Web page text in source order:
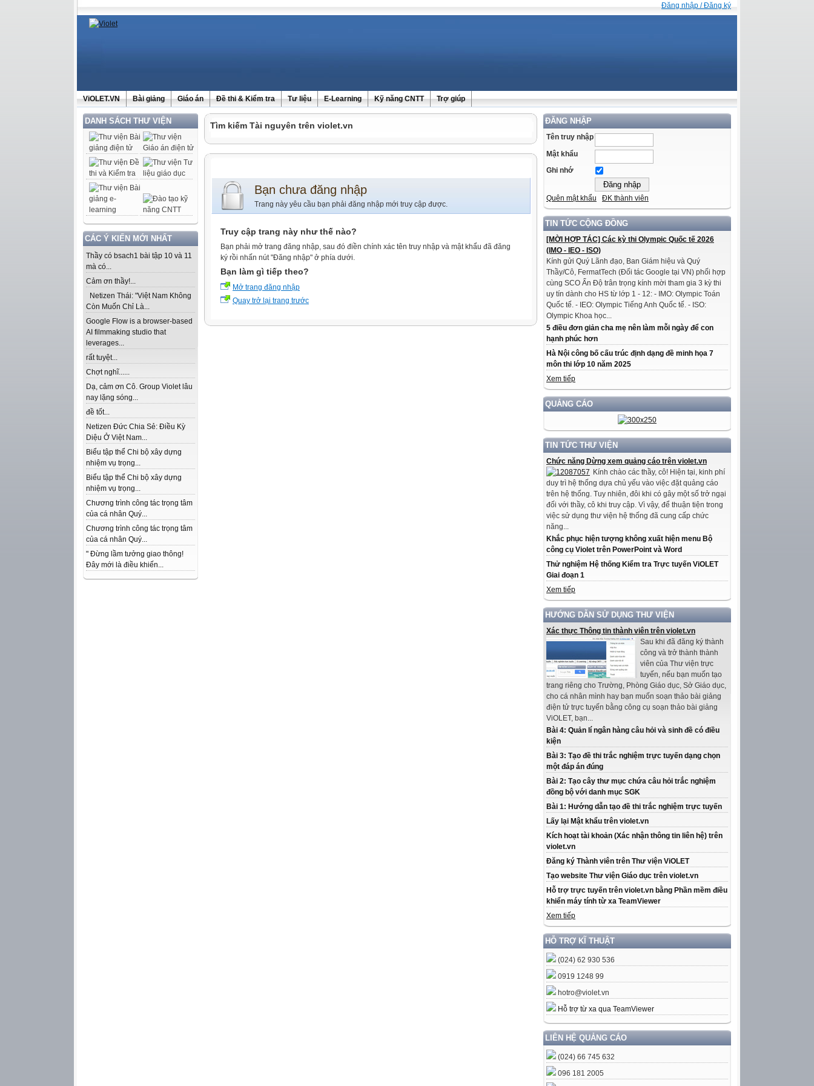
Đăng nhập / Đăng ký
ViOLET.VN Bài giảng Giáo án Đề thi & Kiểm tra Tư liệu E-Learning Kỹ năng CNTT Trợ giúp
DANH SÁCH THƯ VIỆN
CÁC Ý KIẾN MỚI NHẤT
Thầy có bsach1 bài tập 10 và 11
mà có...
Cảm ơn thầy!...
Netizen Thái: "Việt Nam Không
Còn Muốn Chỉ Là...
Google Flow is a browser-based
AI filmmaking studio that
leverages...
rất tuyệt...
Chợt nghĩ......
Dạ, cảm ơn Cô. Group Violet lâu
nay lặng sóng...
đề tốt...
Netizen Đức Chia Sẻ: Điều Kỳ
Diệu Ở Việt Nam...
Biểu tập thể Chi bộ xây dựng
nhiệm vụ trọng...
Biểu tập thể Chi bộ xây dựng
nhiệm vụ trọng...
Chương trình công tác trọng tâm
của cá nhân Quý...
Chương trình công tác trọng tâm
của cá nhân Quý...
" Đừng lầm tưởng giao thông!
Đây mới là điều khiến...
ĐĂNG NHẬP
Tên truy nhập
Mật khẩu
Ghi nhớ
Quên mật khẩu ĐK thành viên
TIN TỨC CỘNG ĐỒNG
[MỜI HỢP TÁC] Các kỳ thi Olympic Quốc tế 2026
(IMO - IEO - ISO)
Kính gửi Quý Lãnh đạo, Ban Giám hiệu và Quý
Thầy/Cô, FermatTech (Đối tác Google tại VN) phối hợp
cùng SCO Ấn Độ trân trọng kính mời tham gia 3 kỳ thi
uy tín dành cho HS từ lớp 1 - 12: - IMO: Olympic Toán
Quốc tế. - IEO: Olympic Tiếng Anh Quốc tế. - ISO:
Olympic Khoa học...
5 điều đơn giản cha mẹ nên làm mỗi ngày để con
hạnh phúc hơn
Hà Nội công bố cấu trúc định dạng đề minh họa 7
môn thi lớp 10 năm 2025
Xem tiếp
QUẢNG CÁO
TIN TỨC THƯ VIỆN
Chức năng Dừng xem quảng cáo trên violet.vn
Kính chào các thầy, cô! Hiện tại, kinh phí
duy trì hệ thống dựa chủ yếu vào việc đặt quảng cáo
trên hệ thống. Tuy nhiên, đôi khi có gây một số trở ngại
đối với thầy, cô khi truy cập. Vì vậy, để thuận tiện trong
việc sử dụng thư viện hệ thống đã cung cấp chức
năng...
Khắc phục hiện tượng không xuất hiện menu Bộ
công cụ Violet trên PowerPoint và Word
Thử nghiệm Hệ thống Kiểm tra Trực tuyến ViOLET
Giai đoạn 1
Xem tiếp
HƯỚNG DẪN SỬ DỤNG THƯ VIỆN
Xác thực Thông tin thành viên trên violet.vn
Sau khi đã đăng ký thành
công và trở thành thành
viên của Thư viện trực
tuyến, nếu bạn muốn tạo
trang riêng cho Trường, Phòng Giáo dục, Sở Giáo dục,
cho cá nhân mình hay bạn muốn soạn thảo bài giảng
điện tử trực tuyến bằng công cụ soạn thảo bài giảng
ViOLET, bạn...
Bài 4: Quản lí ngân hàng câu hỏi và sinh đề có điều
kiện
Bài 3: Tạo đề thi trắc nghiệm trực tuyến dạng chọn
một đáp án đúng
Bài 2: Tạo cây thư mục chứa câu hỏi trắc nghiệm
đồng bộ với danh mục SGK
Bài 1: Hướng dẫn tạo đề thi trắc nghiệm trực tuyến
Lấy lại Mật khẩu trên violet.vn
Kích hoạt tài khoản (Xác nhận thông tin liên hệ) trên
violet.vn
Đăng ký Thành viên trên Thư viện ViOLET
Tạo website Thư viện Giáo dục trên violet.vn
Hỗ trợ trực tuyến trên violet.vn bằng Phần mềm điều
khiển máy tính từ xa TeamViewer
Xem tiếp
HỖ TRỢ KĨ THUẬT
(024) 62 930 536
0919 1248 99
hotro@violet.vn
Hỗ trợ từ xa qua TeamViewer
LIÊN HỆ QUẢNG CÁO
(024) 66 745 632
096 181 2005
Tìm kiếm Tài nguyên trên violet.vn
Bạn chưa đăng nhập
Trang này yêu cầu bạn phải đăng nhập mới truy cập được.
Truy cập trang này như thế nào?
Bạn phải mở trang đăng nhập, sau đó điền chính xác tên truy nhập và mật khẩu đã đăng
ký rồi nhấn nút "Đăng nhập" ở phía dưới.
Bạn làm gì tiếp theo?
Mở trang đăng nhập
Quay trở lại trang trước